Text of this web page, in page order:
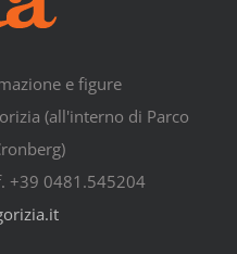
e figure
(all'interno di Parco
+39 0481.545204